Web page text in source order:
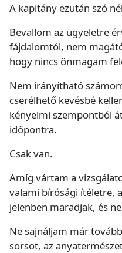
A kapitány ezután szó
Bevallom az ügyeletre
fájdalomtól, nem
hogy nincs önmagam
Nem irányítható
cserélhető kevésbé
kényelmi szempontból
időpontra.
Csak van.
Amíg vártam a
valami bírósági ítéletre,
jelenben maradjak, és
Ne sajnáljam már
sorsot, az